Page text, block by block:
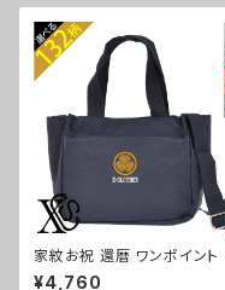
家紋お祝 還暦 ワンポイント
繍トート ショルダーバッグ カ
¥4,760